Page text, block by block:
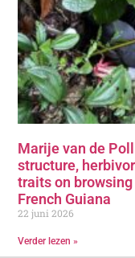
Marije van de
structure,
traits on
French Guiana
22 juni 2026
Verder lezen »